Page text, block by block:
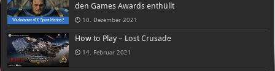
den Games Awards enthüllt
10. Dezember 2021
How to Play – Lost Crusade
14. Februar 2021